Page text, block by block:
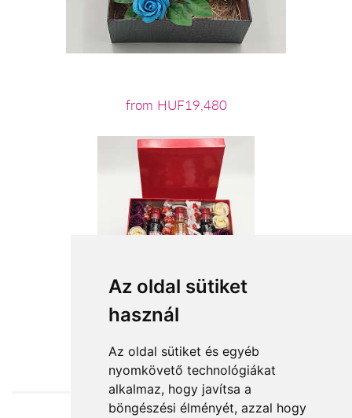
Az oldal sütiket
használ
Az oldal sütiket és egyéb
nyomkövető technológiákat
alkalmaz, hogy javítsa a
böngészési élményét, azzal hogy
from HUF19,480